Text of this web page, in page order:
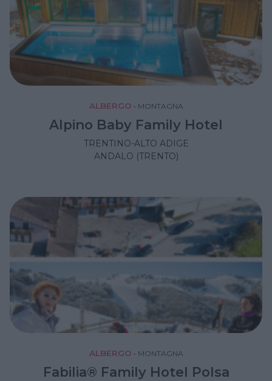
ALBERGO • MONTAGNA
Alpino Baby Family Hotel
TRENTINO-ALTO ADIGE
ANDALO (TRENTO)
ALBERGO • MONTAGNA
Fabilia® Family Hotel Polsa